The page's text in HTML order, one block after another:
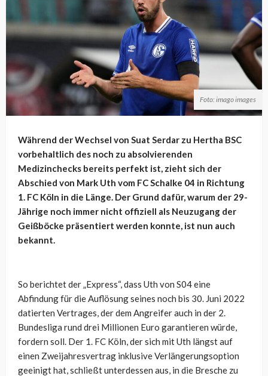
Foto: imago images
Während der Wechsel von Suat Serdar zu Hertha BSC
vorbehaltlich des noch zu absolvierenden
Medizinchecks bereits perfekt ist, zieht sich der
Abschied von Mark Uth vom FC Schalke 04 in Richtung
1. FC Köln in die Länge. Der Grund dafür, warum der 29-
Jährige noch immer nicht offiziell als Neuzugang der
Geißböcke präsentiert werden konnte, ist nun auch
bekannt.
So berichtet der „Express“, dass Uth von S04 eine
Abfindung für die Auflösung seines noch bis 30. Juni 2022
datierten Vertrages, der dem Angreifer auch in der 2.
Bundesliga rund drei Millionen Euro garantieren würde,
fordern soll. Der 1. FC Köln, der sich mit Uth längst auf
einen Zweijahresvertrag inklusive Verlängerungsoption
geeinigt hat, schließt unterdessen aus, in die Bresche zu